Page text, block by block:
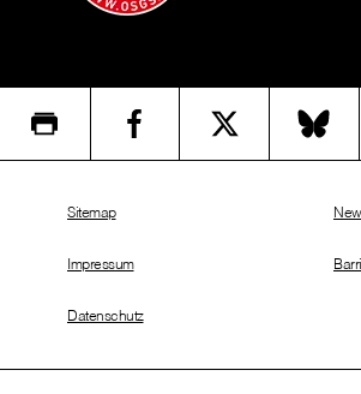
Sitemap
Impressum
Datenschutz